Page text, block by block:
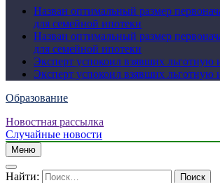
Назван оптимальный размер
для семейной ипотеки
Назван оптимальный размер
для семейной ипотеки
Эксперт успокоил взявших льготную
Эксперт успокоил взявших льготную
Образование
Новостная рассылка
Случайные новости
Меню
Найти: